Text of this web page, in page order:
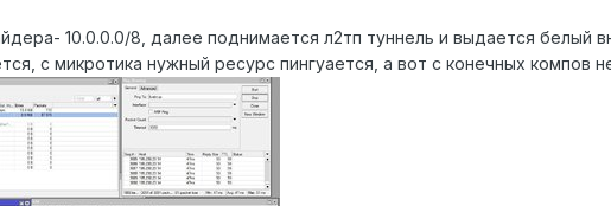
10.0.0.0/8, далее поднимается л2тп туннель и выдается белый
с микротика нужный ресурс пингуается, а вот с конечных компов